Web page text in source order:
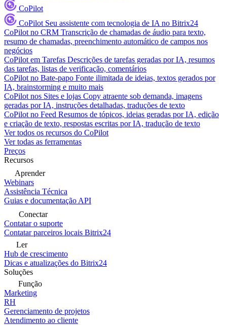
CoPilot
CoPilot Seu assistente com tecnologia de IA no Bitrix24
CoPilot no CRM Transcrição de chamadas de áudio para texto,
resumo de chamadas, preenchimento automático de campos nos
negócios
CoPilot em Tarefas Descrições de tarefas geradas por IA, resumos
das tarefas, listas de verificação, comentários
CoPilot no Bate-papo Fonte ilimitada de ideias, textos gerados por
IA, brainstorming e muito mais
CoPilot nos Sites e lojas Copy atraente sob demanda, imagens
geradas por IA, instruções detalhadas, traduções de texto
CoPilot no Feed Resumos de tópicos, ideias geradas por IA, edição
e criação de texto, respostas escritas por IA, tradução de texto
Ver todos os recursos do CoPilot
Ver todas as ferramentas
Preços
Recursos
Aprender
Webinars
Assistência Técnica
Guias e documentação API
Conectar
Contatar o suporte
Contatar parceiros locais Bitrix24
Ler
Hub de crescimento
Dicas e atualizações do Bitrix24
Soluções
Função
Marketing
RH
Gerenciamento de projetos
Atendimento ao cliente